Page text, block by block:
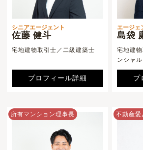
シニアエージェント
佐藤 健斗
宅地建物取引士／二級建築士
プロフィール詳細
エージェ
島袋
宅地建
ンシャ
プ
所有マンション理事長 不動産愛